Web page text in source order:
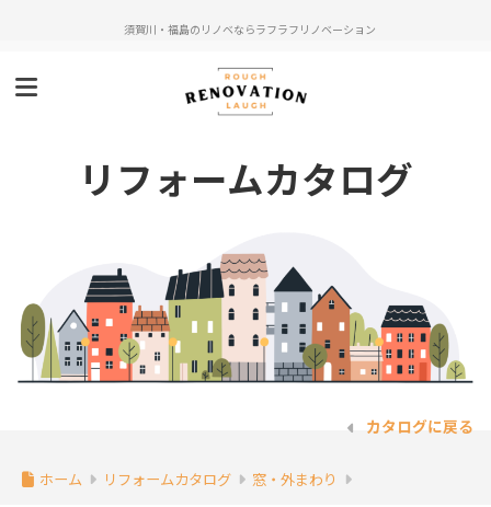
須賀川・福島のリノベならラフラフリノベーション
リフォームカタログ
カタログに戻る
ホーム リフォームカタログ 窓・外まわり